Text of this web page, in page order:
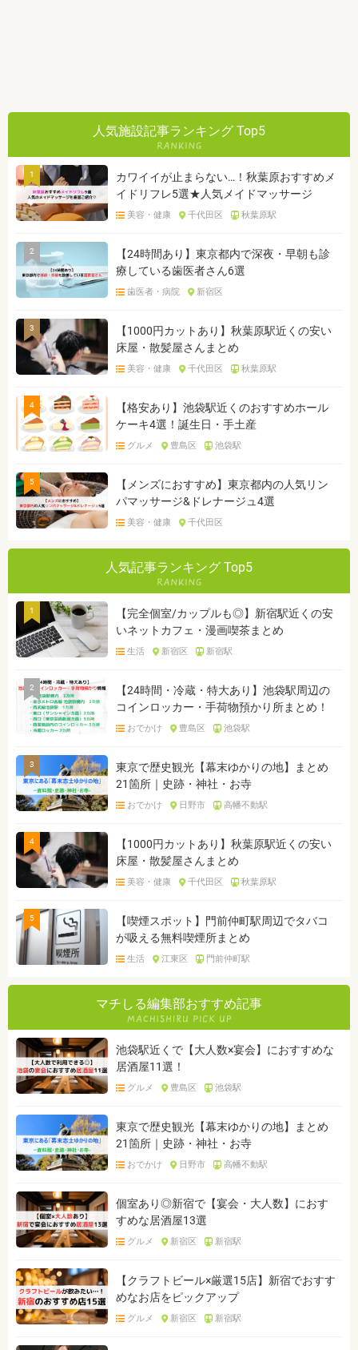
人気施設記事ランキング Top5
1
カワイイが止まらない…！秋葉原おすすめメ
イドリフレ5選★人気メイドマッサージ
美容・健康 千代田区 秋葉原駅
2
【24時間あり】東京都内で深夜・早朝も診
療している歯医者さん6選
歯医者・病院 新宿区
3
【1000円カットあり】秋葉原駅近くの安い
床屋・散髪屋さんまとめ
美容・健康 千代田区 秋葉原駅
4
【格安あり】池袋駅近くのおすすめホール
ケーキ4選！誕生日・手土産
グルメ 豊島区 池袋駅
5
【メンズにおすすめ】東京都内の人気リン
パマッサージ&ドレナージュ4選
美容・健康 千代田区
人気記事ランキング Top5
1
【完全個室/カップルも◎】新宿駅近くの安
いネットカフェ・漫画喫茶まとめ
生活 新宿区 新宿駅
2
【24時間・冷蔵・特大あり】池袋駅周辺の
コインロッカー・手荷物預かり所まとめ！
おでかけ 豊島区 池袋駅
3
東京で歴史観光【幕末ゆかりの地】まとめ
21箇所｜史跡・神社・お寺
おでかけ 日野市 高幡不動駅
4
【1000円カットあり】秋葉原駅近くの安い
床屋・散髪屋さんまとめ
美容・健康 千代田区 秋葉原駅
5
【喫煙スポット】門前仲町駅周辺でタバコ
が吸える無料喫煙所まとめ
生活 江東区 門前仲町駅
マチしる編集部おすすめ記事
池袋駅近くで【大人数×宴会】におすすめな
居酒屋11選！
グルメ 豊島区 池袋駅
東京で歴史観光【幕末ゆかりの地】まとめ
21箇所｜史跡・神社・お寺
おでかけ 日野市 高幡不動駅
個室あり◎新宿で【宴会・大人数】におす
すめな居酒屋13選
グルメ 新宿区 新宿駅
【クラフトビール×厳選15店】新宿でおすす
めなお店をピックアップ
グルメ 新宿区 新宿駅